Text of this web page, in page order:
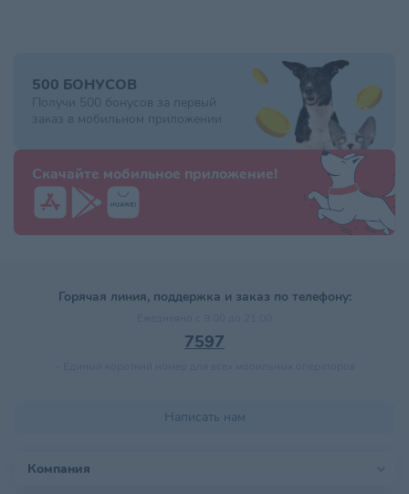
500 БОНУСОВ
Получи 500 бонусов за первый
заказ в мобильном приложении
Скачайте мобильное приложение!
Горячая линия, поддержка и заказ по телефону:
7597
Написать нам
Компания